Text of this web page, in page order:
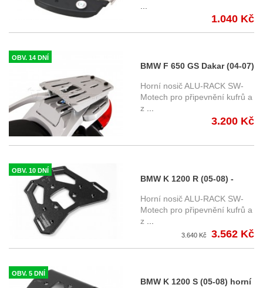
1.040 Kč
OBV. 14 DNÍ
BMW F 650 GS Dakar (04-07)
- horní nosič ALU-RACK
SW-Motech
Horní nosič ALU-RACK SW-
Motech pro připevnění kufrů a
z
3.200 Kč
OBV. 10 DNÍ
BMW K 1200 R (05-08) -
horní nosič ALU-RACK SW-
Motech
Horní nosič ALU-RACK SW-
Motech pro připevnění kufrů a
z
3.640 Kč 3.562 Kč
OBV. 5 DNÍ
BMW K 1200 S (05-08) horní